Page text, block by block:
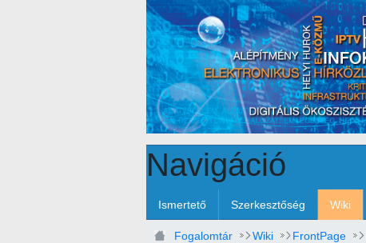
Navigáció
Ismertető Szerkesztőség Wiki
Fogalomtár Wiki FrontPage